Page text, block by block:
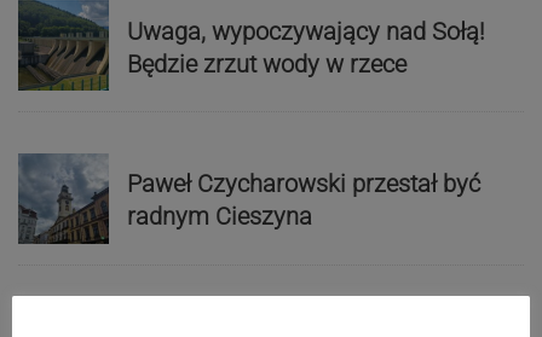
Uwaga, wypoczywający nad Sołą!
Będzie zrzut wody w rzece
Paweł Czycharowski przestał być
radnym Cieszyna